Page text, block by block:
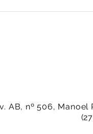
AB, nº 506, Manoel